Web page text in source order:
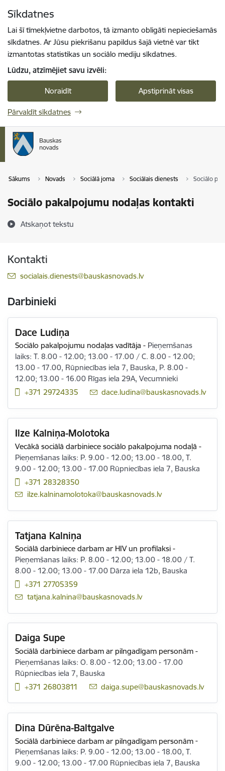
Sīkdatnes
Lai šī tīmekļvietne darbotos, tā izmanto obligāti nepieciešamās
sīkdatnes. Ar Jūsu piekrišanu papildus šajā vietnē var tikt
izmantotas statistikas un sociālo mediju sīkdatnes.
Lūdzu, atzīmējiet savu izvēli:
Noraidīt Apstiprināt visas
Pārvaldīt sīkdatnes
Sākums Novads Sociālā joma Sociālais dienests Sociālo
Sociālo pakalpojumu nodaļas kontakti
Atskaņot tekstu
Kontakti
E-pasts:
socialais.dienests@bauskasnovads.lv
Darbinieki
Dace Ludiņa
Sociālo pakalpojumu nodaļas vadītāja - Pieņemšanas
laiks: T. 8.00 - 12.00; 13.00 - 17.00 / C. 8.00 - 12.00;
13.00 - 17.00, Rūpniecības iela 7, Bauska, P. 8.00 -
12.00; 13.00 - 16.00 Rīgas iela 29A, Vecumnieki
+371 29724335
E-pasts:
dace.ludina@bauskasnovads.lv
Ilze Kalniņa-Molotoka
Vecākā sociālā darbiniece sociālo pakalpojuma nodaļā -
Pieņemšanas laiks: P. 9.00 - 12.00; 13.00 - 18.00, T.
9.00 - 12.00; 13.00 - 17.00 Rūpniecības iela 7, Bauska
+371 28328350
E-pasts:
ilze.kalninamolotoka@bauskasnovads.lv
Tatjana Kalniņa
Sociālā darbiniece darbam ar HIV un profilaksi -
Pieņemšanas laiks: P. 8.00 - 12.00; 13.00 - 18.00 / T.
8.00 - 12.00; 13.00 - 17.00 Dārza iela 12b, Bauska
+371 27705359
E-pasts:
tatjana.kalnina@bauskasnovads.lv
Daiga Supe
Sociālā darbiniece darbam ar pilngadīgam personām -
Pieņemšanas laiks: O. 8.00 - 12.00; 13.00 - 17.00
Rūpniecības iela 7, Bauska
+371 26803811
E-pasts:
daiga.supe@bauskasnovads.lv
Dina Dūrēna-Baltgalve
Sociālā darbiniece darbam ar pilngadīgam personām -
Pieņemšanas laiks: P. 9.00 - 12.00; 13.00 - 18.00, T.
9.00 - 12.00; 13.00 - 17.00 Rūpniecības iela 7, Bauska